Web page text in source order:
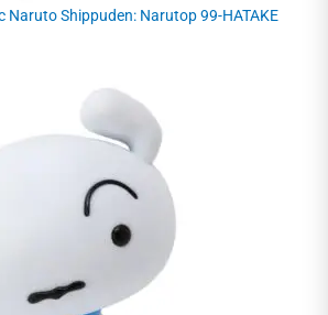
Naruto Shippuden: Narutop 99-HATAKE